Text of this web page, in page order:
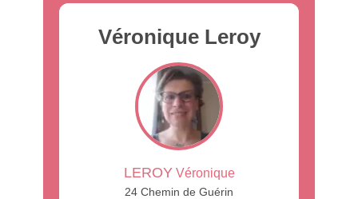
Véronique Leroy
LEROYVéronique
24 Chemin de Guérin